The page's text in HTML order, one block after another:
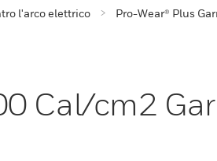
l'arco elettrico Pro-Wear® Plus
Cal/cm2